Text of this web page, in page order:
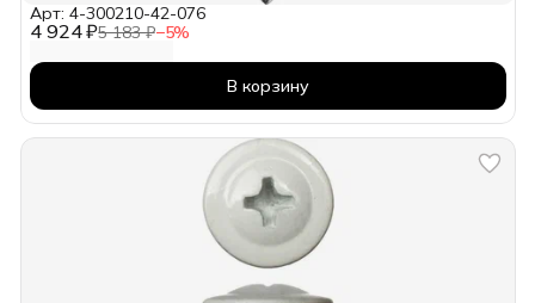
4 924 ₽5 183 ₽−5%
Арт: 4-300210-42-076
В корзину